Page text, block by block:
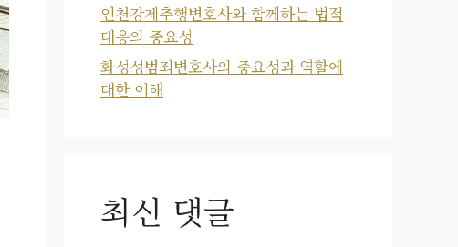
인천강제추행변호사와 함께하는 법적
대응의 중요성
화성성범죄변호사의 중요성과 역할에
대한 이해
최신 댓글